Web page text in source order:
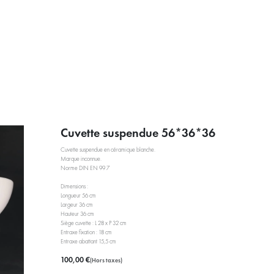
Cuvette suspendue 56*36*36
Cuvette suspendue en céramique blanche.
Marque inconnue.
Norme DIN EN 99 7
Dimensions :
Longueur 56 cm
Largeur 36 cm
Hauteur 36 cm
Siège cuvette : L 28 x P 32 cm
Entraxe fixation : 18 cm
Entraxe abattant 15,5 cm
100,00€(Hors taxes)